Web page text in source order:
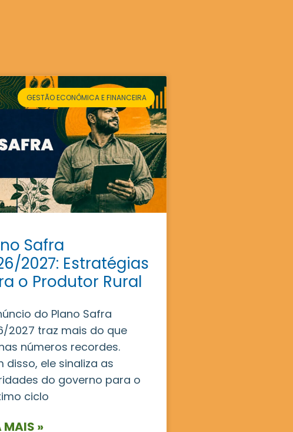
GESTÃO ECONÔMICA E FINANCEIRA
Safra
2027: Estratégias
o Produtor Rural
do Plano Safra
2027 traz mais do que
números recordes.
disso, ele sinaliza as
do governo para o
ciclo
MAIS »